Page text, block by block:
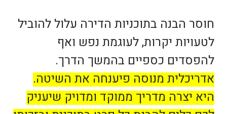
חוסר הבנה בתוכניות הדירה עלול להוביל
לטעויות יקרות, לעוגמת נפש ואף
להפסדים כספיים בהמשך הדרך.
אדריכלית מנוסה פיענחה את השיטה.
היא יצרה מדריך ממוקד ומדויק שיעניק